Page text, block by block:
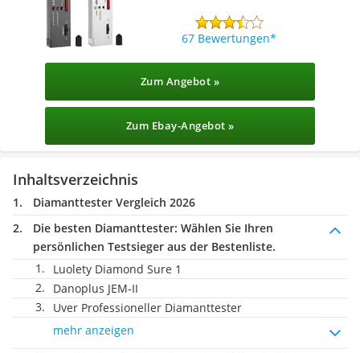
67 Bewertungen
Zum Angebot »
Zum Ebay-Angebot »
Inhaltsverzeichnis
Diamanttester Vergleich 2026
Die besten Diamanttester: Wählen Sie Ihren
persönlichen Testsieger aus der Bestenliste.
Luolety Diamond Sure 1
Danoplus JEM-II
Uver Professioneller Diamanttester
mehr anzeigen